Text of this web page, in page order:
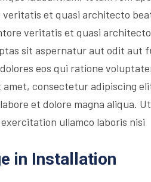
veritatis et quasi architecto
veritatis et quasi
sit aspernatur aut odit aut
eos qui ratione
consectetur adipiscing
et dolore magna aliqua.
ullamco laboris nisi
in Installation